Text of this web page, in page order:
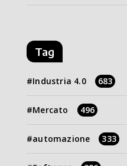
Tag
Industria 4.0 683
Mercato 496
automazione 333